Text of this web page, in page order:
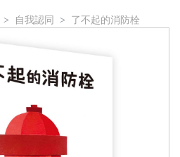
自我認同 了不起的消防栓